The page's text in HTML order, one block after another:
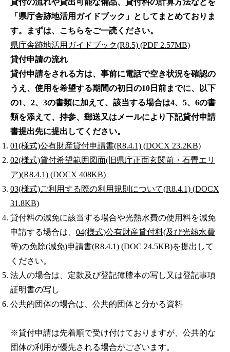
貸付の流れや貸出可能な備品、貸付料の計算方法などを
「県庁舎跡地活用ガイドブック」としてまとめておりま
す。まずは、こちらをご一読ください。
県庁舎跡地活用ガイドブック(R8.5) (PDF 2.57MB)
貸付申請の流れ
貸付申請をされる方は、事前に電話で空き状況を確認の
うえ、使用を希望する期間の初日の10日前までに、以下
の1、2、3の書類に加えて、該当する場合は4、5、6の書
類を添えて、持参、郵送又はメールにより下記貸付申請
書提出先に提出してください。
01(様式)公有財産貸付申請書(R8.4.1) (DOCX 23.2KB)
02(様式)貸付希望範囲図面(旧県庁正面玄関前・石畳エリ
ア)(R8.4.1) (DOCX 408KB)
03(様式)ご利用する際の利用規則について(R8.4.1) (DOCX
31.8KB)
貸付料の減免に該当する場合や光熱水費の使用料を減免
申請する場合は、 04(様式)公有財産貸付料(及び光熱水費
等)の免除(減免)申請書(R8.4.1) (DOC 24.5KB)を提出して
ください。
法人の場合は、定款及び登記簿謄本の写し又は登記事項
証明書の写し
公共的団体の場合は、公共的団体と分かる資料
※貸付申請は先着順で受け付けておりますが、公共的な
団体の利用が優先される場合がございます。